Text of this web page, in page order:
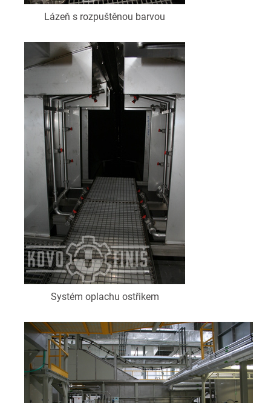
Lázeň s rozpuštěnou barvou
Systém oplachu ostřikem